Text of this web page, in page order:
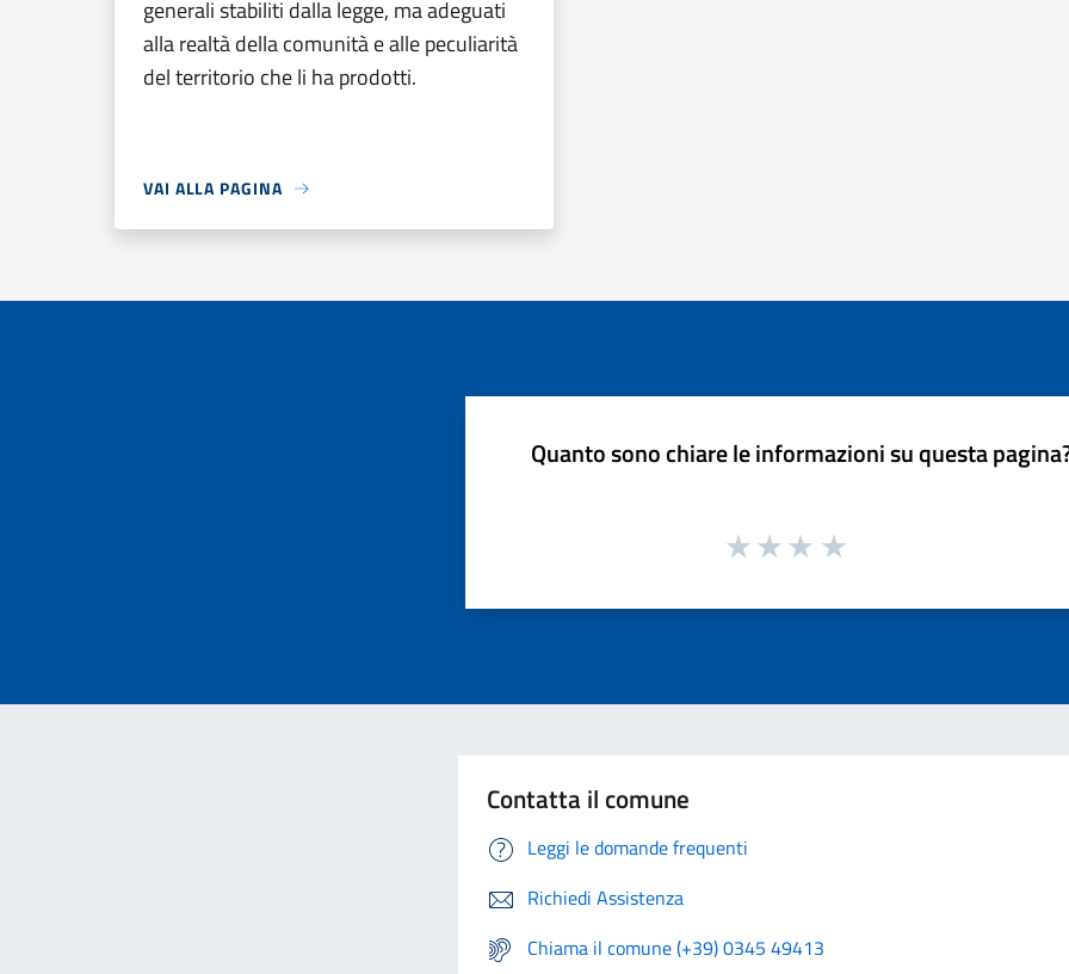
generali stabiliti dalla legge, ma adeguati
alla realtà della comunità e alle peculiarità
del territorio che li ha prodotti.
VAI ALLA PAGINA
Quanto sono chiare le informazioni su questa
Contatta il comune
Leggi le domande frequenti
Richiedi Assistenza
Chiama il comune (+39) 0345 49413